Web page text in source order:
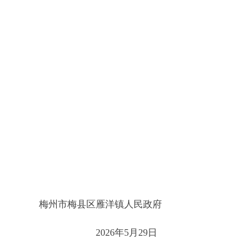
梅州市梅县区雁洋镇人民政府
2026年5月29日